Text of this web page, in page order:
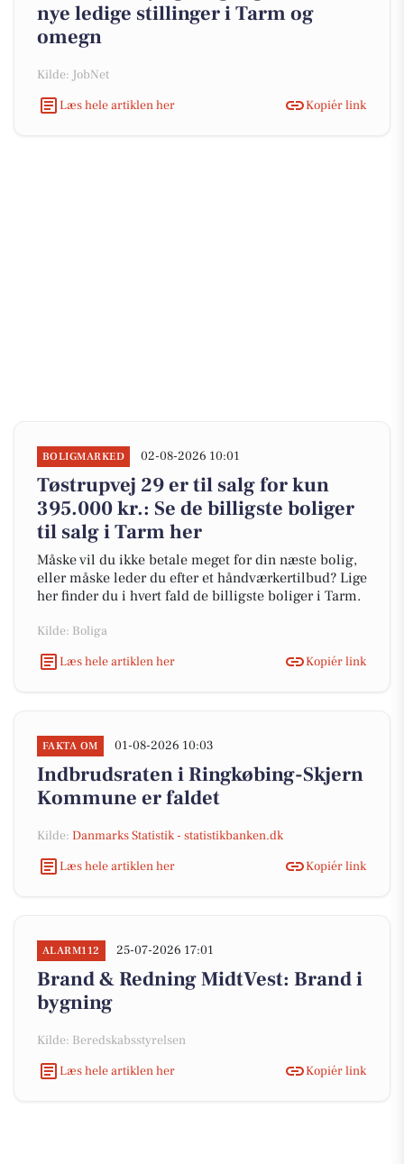
nye ledige stillinger i Tarm og
omegn
Kilde: JobNet
Læs hele artiklen her
Kopiér link
BOLIGMARKED 02-08-2026 10:01
Tøstrupvej 29 er til salg for kun
395.000 kr.: Se de billigste boliger
til salg i Tarm her
Måske vil du ikke betale meget for din næste bolig,
eller måske leder du efter et håndværkertilbud? Lige
her finder du i hvert fald de billigste boliger i Tarm.
Kilde: Boliga
Læs hele artiklen her
Kopiér link
FAKTA OM 01-08-2026 10:03
Indbrudsraten i Ringkøbing-Skjern
Kommune er faldet
Kilde: Danmarks Statistik - statistikbanken.dk
Læs hele artiklen her
Kopiér link
ALARM112 25-07-2026 17:01
Brand & Redning MidtVest: Brand i
bygning
Kilde: Beredskabsstyrelsen
Læs hele artiklen her
Kopiér link